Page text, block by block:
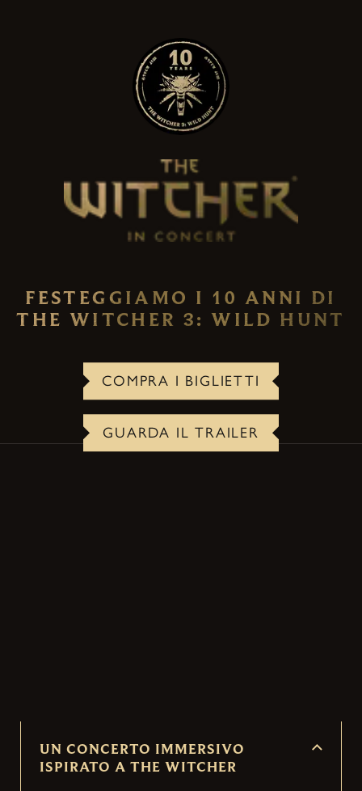
FESTEGGIAMO I 10 ANNI DI
THE WITCHER 3: WILD HUNT
COMPRA I BIGLIETTI
GUARDA IL TRAILER
UN CONCERTO IMMERSIVO
ISPIRATO A THE WITCHER